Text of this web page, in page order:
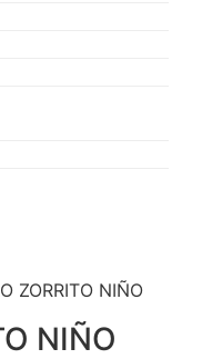
ZORRITO NIÑO
NIÑO